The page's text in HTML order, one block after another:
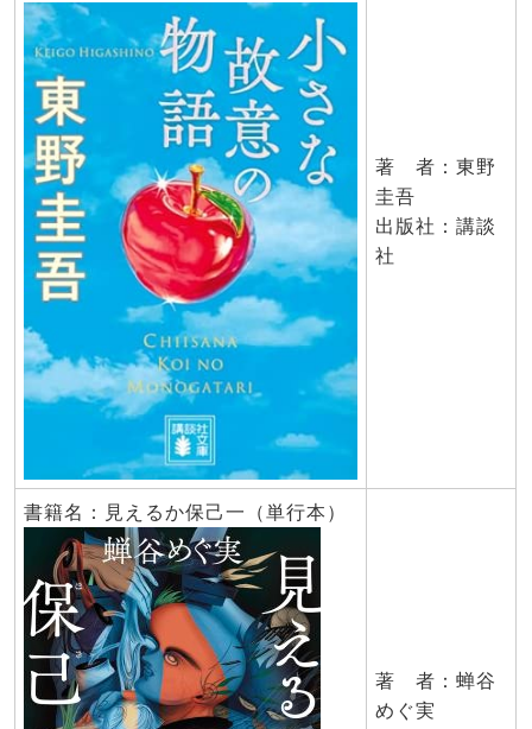
著 者：東野
圭吾
出版社：講談
社
書籍名：見えるか保己一（単行本）
著 者：蝉谷
めぐ実